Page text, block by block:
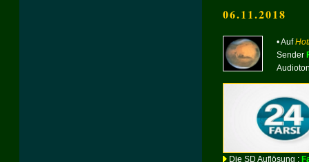
06.11.2018
• Auf
Sender
Die SD Auflösung :